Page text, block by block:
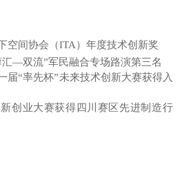
空间协会（ITA）年度技术创新奖
汇—双流”军民融合专场路演第三名
届“率先杯”未来技术创新大赛获得入
创业大赛获得四川赛区先进制造行